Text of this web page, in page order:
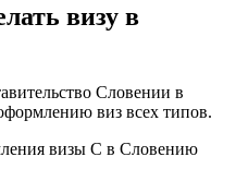
визу в
Словении в
виз всех типов.
визы C в Словению